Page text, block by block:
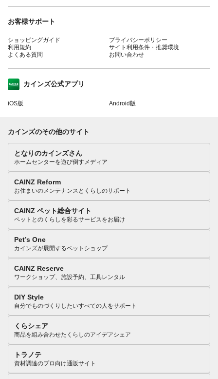
お客様サポート
ショッピングガイド
利用規約
よくある質問
プライバシーポリシー
サイト利用条件・推奨環境
お問い合わせ
カインズ公式アプリ
iOS版 Android版
カインズのその他のサイト
となりのカインズさん
ホームセンターを遊び倒すメディア
CAINZ Reform
お住まいのメンテナンスとくらしのサポート
CAINZ ペット総合サイト
ペットとのくらしを彩るサービスをお届け
Pet’s One
カインズが展開するペットショップ
CAINZ Reserve
ワークショップ、施設予約、工具レンタル
DIY Style
自分でものづくりしたいすべての人をサポート
くらシェア
商品を組み合わせたくらしのアイデアシェア
トラノテ
資材調達のプロ向け通販サイト